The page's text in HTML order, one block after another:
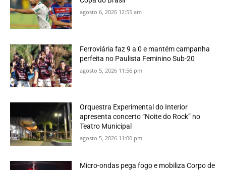
agosto 6, 2026 12:55 am
Ferroviária faz 9 a 0 e mantém campanha
perfeita no Paulista Feminino Sub-20
agosto 5, 2026 11:56 pm
Orquestra Experimental do Interior
apresenta concerto “Noite do Rock” no
Teatro Municipal
agosto 5, 2026 11:00 pm
Micro-ondas pega fogo e mobiliza Corpo de